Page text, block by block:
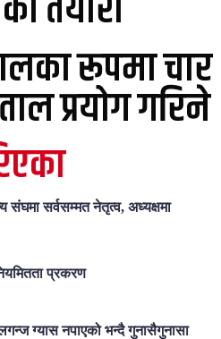
रूपमा चार
प्रयोग गरिने
संघमा सर्वसम्मत नेतृत्व, अध्यक्षमा
प्रकरण
ग्यास नपाएको भन्दै गुनासैगुनासा